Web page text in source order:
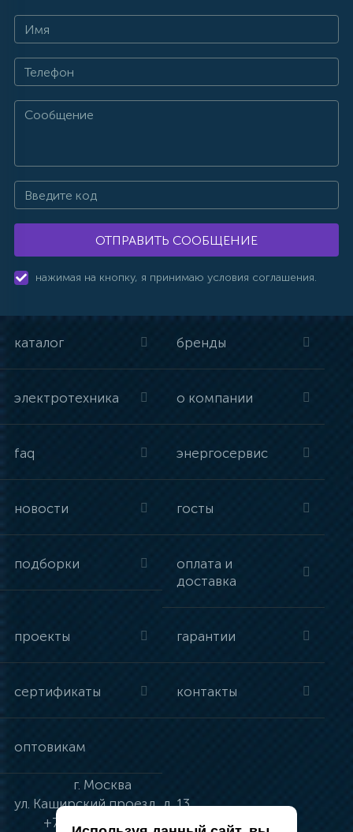
ОТПРАВИТЬ СООБЩЕНИЕ
нажимая на кнопку, я принимаю условия соглашения.
каталог бренды
электротехника о компании
faq энергосервис
новости госты
подборки
оплата и
доставка
проекты гарантии
сертификаты контакты
оптовикам
г. Москва
ул. Каширский проезд, д. 13
+7 (495) 134-41-83